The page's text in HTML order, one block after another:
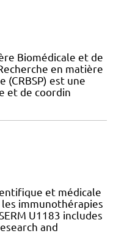
Biomédicale et de
en matière
(CRBSP) est une
et de coordin
et médicale
immunothérapies
U1183 includes
and